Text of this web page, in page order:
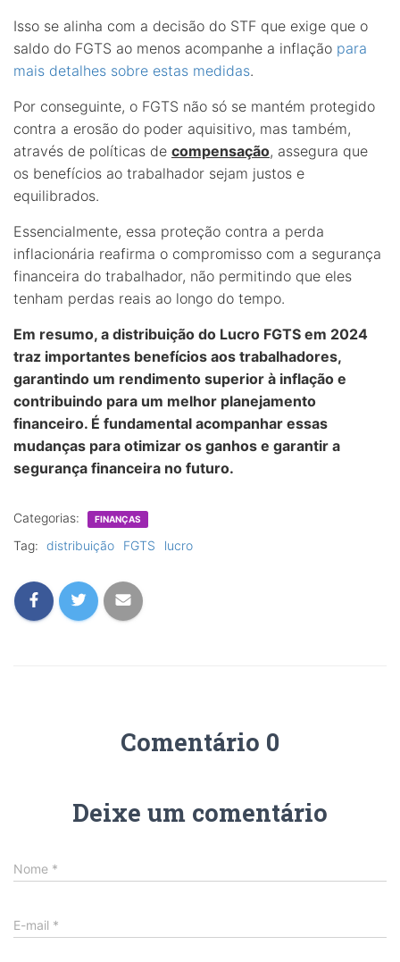
Isso se alinha com a decisão do STF que exige que o
saldo do FGTS ao menos acompanhe a inflação para
mais detalhes sobre estas medidas.
Por conseguinte, o FGTS não só se mantém protegido
contra a erosão do poder aquisitivo, mas também,
através de políticas de compensação, assegura que
os benefícios ao trabalhador sejam justos e
equilibrados.
Essencialmente, essa proteção contra a perda
inflacionária reafirma o compromisso com a segurança
financeira do trabalhador, não permitindo que eles
tenham perdas reais ao longo do tempo.
Em resumo, a distribuição do Lucro FGTS em 2024
traz importantes benefícios aos trabalhadores,
garantindo um rendimento superior à inflação e
contribuindo para um melhor planejamento
financeiro. É fundamental acompanhar essas
mudanças para otimizar os ganhos e garantir a
segurança financeira no futuro.
Categorias: FINANÇAS
Tag: distribuição FGTS lucro
Comentário 0
Deixe um comentário
Nome *
E-mail *